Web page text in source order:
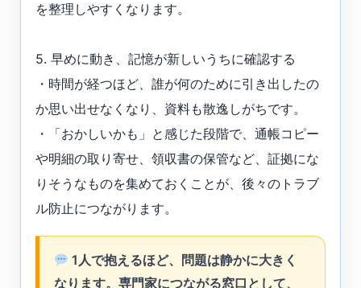
を整理しやすくなります。
5. 早めに動き、記憶が新しいうちに確認する
・時間が経つほど、誰が何のために引き出したの
か思い出せなくなり、資料も散逸しがちです。
・「おかしいかも」と感じた段階で、通帳コピー
や明細の取り寄せ、領収書の保管など、証拠にな
りそうなものを集めておくことが、後々のトラブ
ル防止につながります。
1人で抱えるほど、問題は静かに大きく
なります。専門家につながる窓口として、